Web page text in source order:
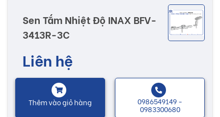
Sen Tắm Nhiệt Độ INAX BFV-
3413R-3C
Liên hệ
Thêm vào giỏ hàng 0986549149 -
0983300680